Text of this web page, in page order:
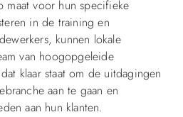
maat voor hun specifieke
in de training en
kunnen lokale
van hoogopgeleide
klaar staat om de uitdagingen
aan te gaan en
aan hun klanten.